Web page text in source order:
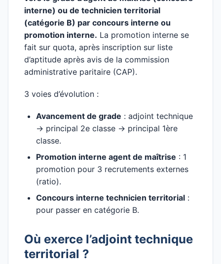
interne) ou de technicien territorial
(catégorie B) par concours interne ou
promotion interne. La promotion interne se
fait sur quota, après inscription sur liste
d’aptitude après avis de la commission
administrative paritaire (CAP).
3 voies d’évolution :
Avancement de grade : adjoint technique
→ principal 2e classe → principal 1ère
classe.
Promotion interne agent de maîtrise : 1
promotion pour 3 recrutements externes
(ratio).
Concours interne technicien territorial :
pour passer en catégorie B.
Où exerce l’adjoint technique
territorial ?